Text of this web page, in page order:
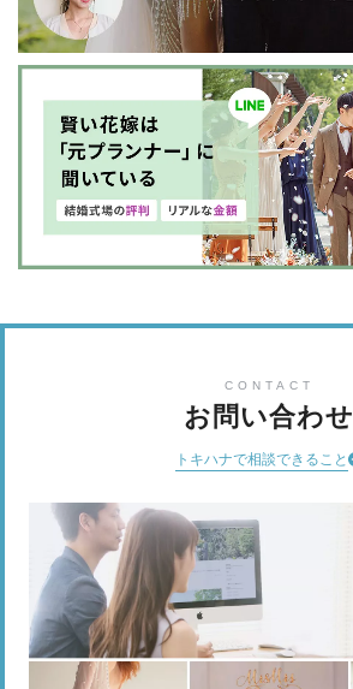
CONTACT
お問い合わせ
トキハナで相談できること